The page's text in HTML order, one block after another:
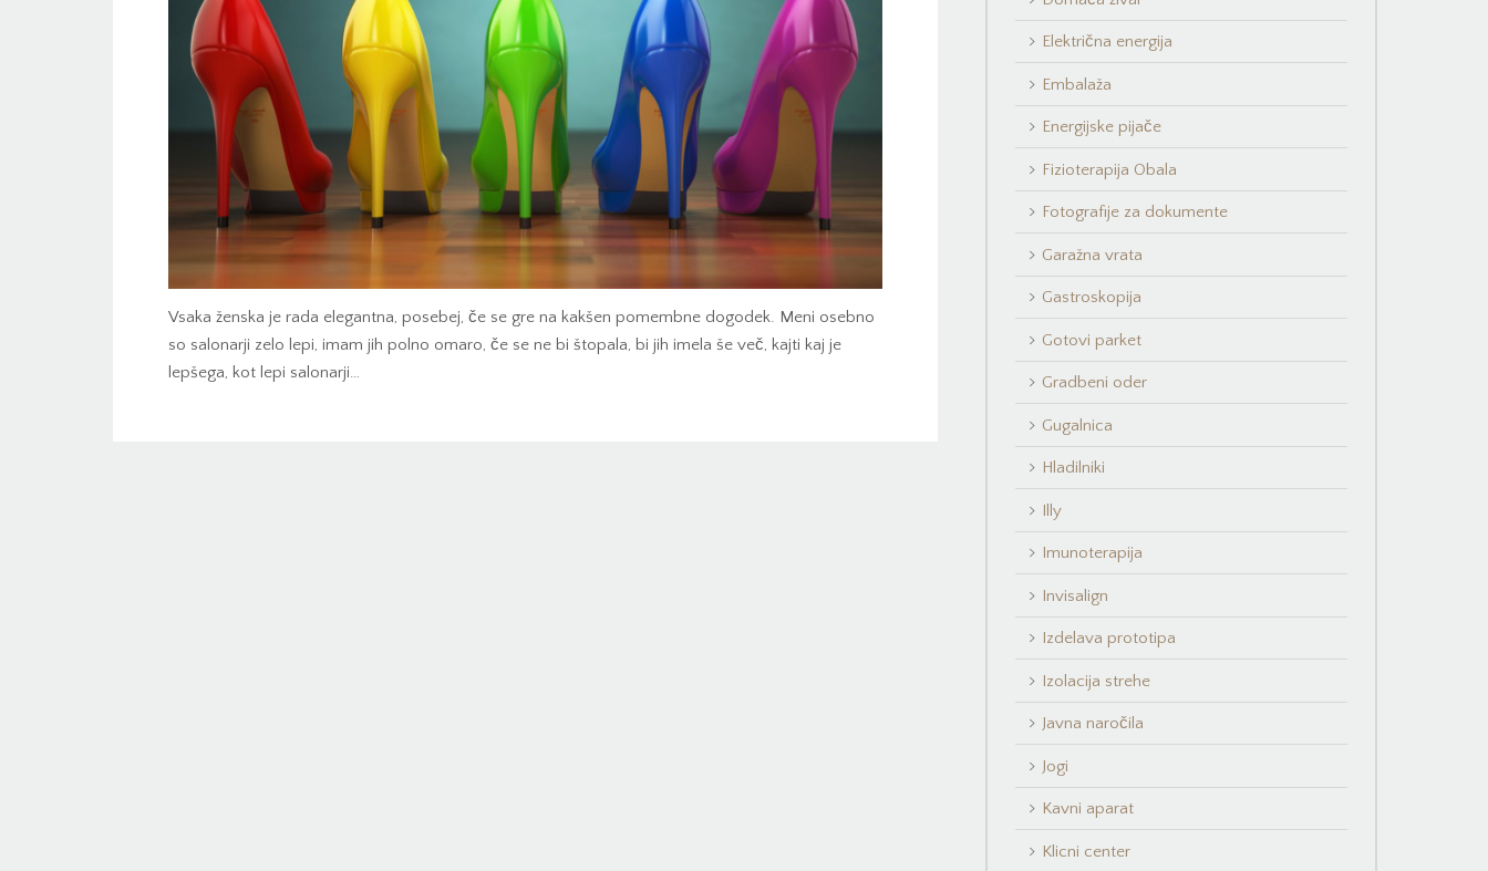
Vsaka ženska je rada elegantna, posebej, če se gre na kakšen pomembne dogodek. Meni osebno
so salonarji zelo lepi, imam jih polno omaro, če se ne bi štopala, bi jih imela še več, kajti kaj je
lepšega, kot lepi salonarji…
Električna energija
Embalaža
Energijske pijače
Fizioterapija Obala
Fotografije za dokumente
Garažna vrata
Gastroskopija
Gotovi parket
Gradbeni oder
Gugalnica
Hladilniki
Illy
Imunoterapija
Invisalign
Izdelava prototipa
Izolacija strehe
Javna naročila
Jogi
Kavni aparat
Klicni center